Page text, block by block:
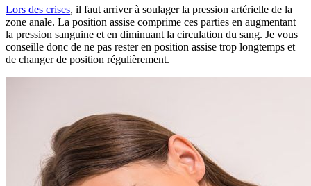
Lors des crises, il faut arriver à soulager la pression artérielle de la
zone anale. La position assise comprime ces parties en augmentant
la pression sanguine et en diminuant la circulation du sang. Je vous
conseille donc de ne pas rester en position assise trop longtemps et
de changer de position régulièrement.